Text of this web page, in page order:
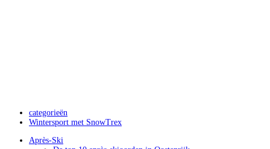
categorieën
Wintersport met SnowTrex
Après-Ski